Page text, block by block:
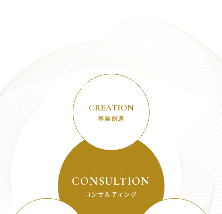
CONSULTION
コンサルティング
CREATION
事業創造